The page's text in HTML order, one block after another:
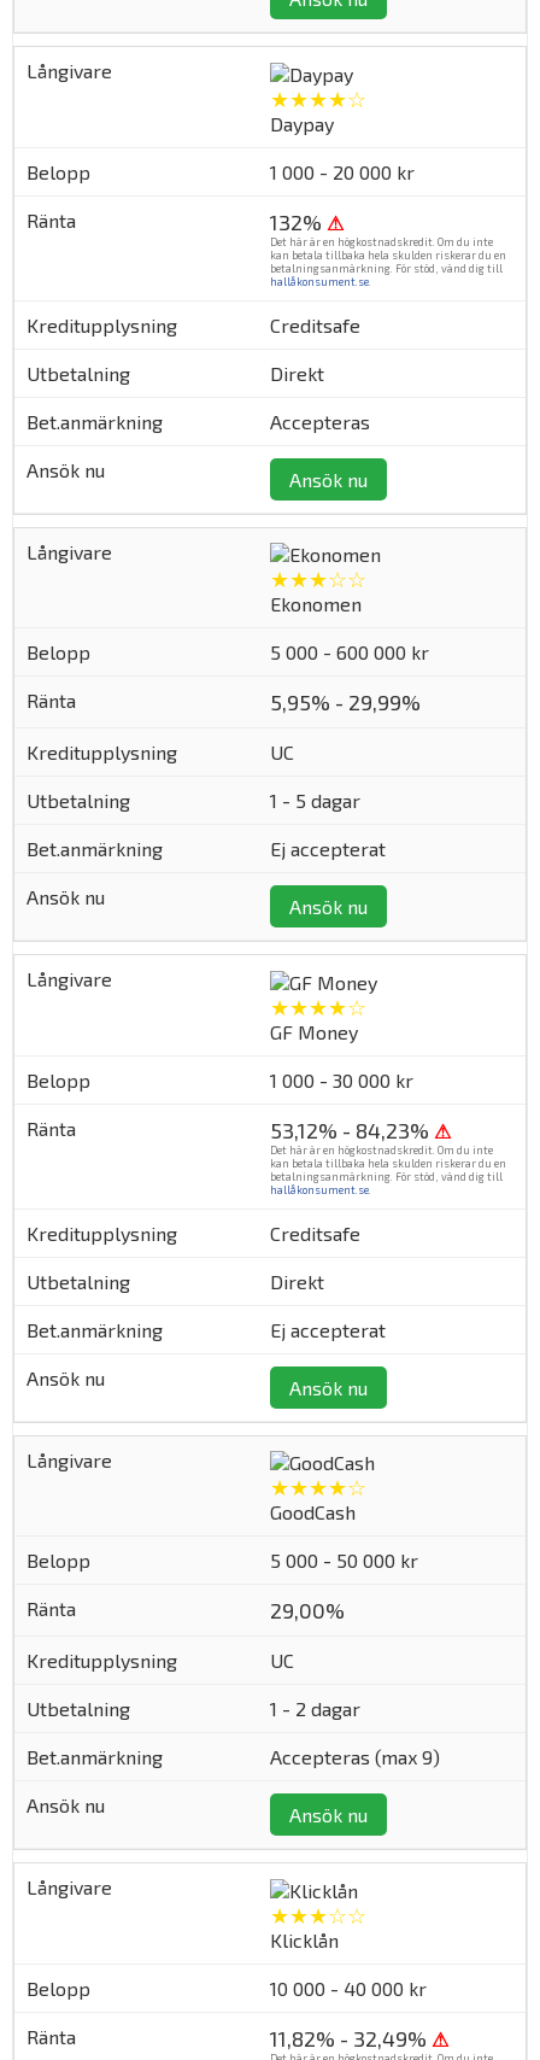
★★★★☆
Daypay
1 000 - 20 000 kr
132% ⚠
Det här är en högkostnadskredit. Om du inte
kan betala tillbaka hela skulden riskerar du en
betalningsanmärkning. För stöd, vänd dig till
hallåkonsument.se
Creditsafe
Direkt
Accepteras
Ansök nu
★★★☆☆
Ekonomen
5 000 - 600 000 kr
5,95% - 29,99%
UC
1 - 5 dagar
Ej accepterat
Ansök nu
★★★★☆
GF Money
1 000 - 30 000 kr
53,12% - 84,23% ⚠
Det här är en högkostnadskredit. Om du inte
kan betala tillbaka hela skulden riskerar du en
betalningsanmärkning. För stöd, vänd dig till
hallåkonsument.se
Creditsafe
Direkt
Ej accepterat
Ansök nu
★★★★☆
GoodCash
5 000 - 50 000 kr
29,00%
UC
1 - 2 dagar
Accepteras (max 9)
Ansök nu
★★★☆☆
Klicklån
10 000 - 40 000 kr
11,82% - 32,49% ⚠